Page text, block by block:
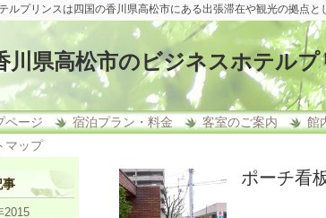
ルプリンスは四国の香川県高松市にある出張滞在や観光の拠点と
川県高松市のビジネスホテル
ページ 宿泊プラン・料金 客室のご案内 館
マップ
ポーチ看
事
2015